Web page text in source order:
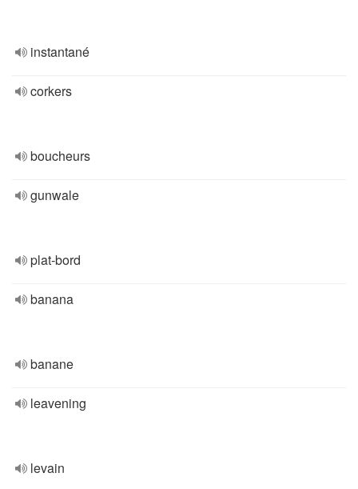
instantané
corkers
boucheurs
gunwale
plat-bord
banana
banane
leavening
levain